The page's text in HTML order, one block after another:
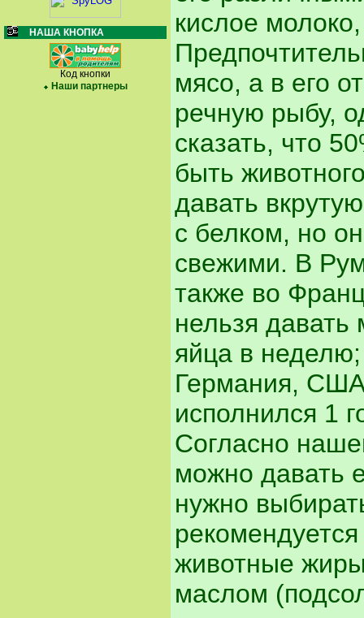
НАША КНОПКА
Код кнопки
Наши партнеры
кислое
мясо, а в его
речную рыбу,
сказать, что
быть
давать
с белком, но
свежими. В
также во
нельзя
яйца в неделю;
Германия,
исполнился 1
Согласно
можно давать
нужно
животные
маслом